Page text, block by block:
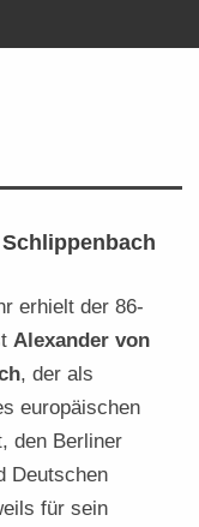
erhielt der 86-
Alexander von
, der als
europäischen
den Berliner
Deutschen
für sein